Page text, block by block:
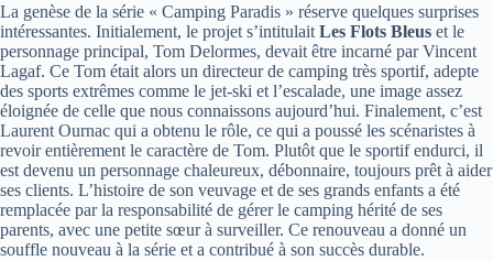
La genèse de la série « Camping Paradis » réserve quelques surprises
intéressantes. Initialement, le projet s’intitulait Les Flots Bleus et le
personnage principal, Tom Delormes, devait être incarné par Vincent
Lagaf. Ce Tom était alors un directeur de camping très sportif, adepte
des sports extrêmes comme le jet-ski et l’escalade, une image assez
éloignée de celle que nous connaissons aujourd’hui. Finalement, c’est
Laurent Ournac qui a obtenu le rôle, ce qui a poussé les scénaristes à
revoir entièrement le caractère de Tom. Plutôt que le sportif endurci, il
est devenu un personnage chaleureux, débonnaire, toujours prêt à aider
ses clients. L’histoire de son veuvage et de ses grands enfants a été
remplacée par la responsabilité de gérer le camping hérité de ses
parents, avec une petite sœur à surveiller. Ce renouveau a donné un
souffle nouveau à la série et a contribué à son succès durable.